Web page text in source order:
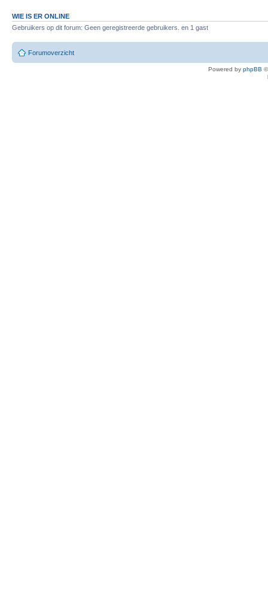
WIE IS ER ONLINE
Gebruikers op dit forum: Geen geregistreerde gebruikers. en 1 gast
Forumoverzicht
Powered by phpBB